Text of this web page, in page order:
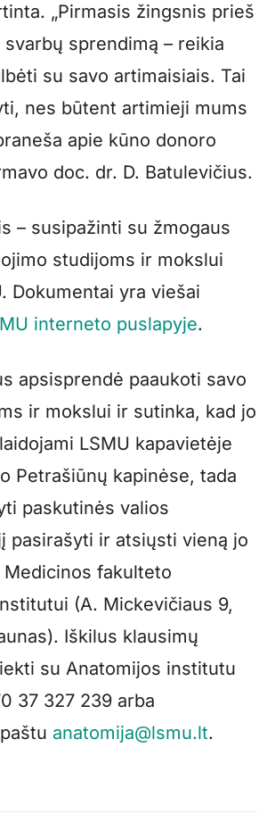
„Pirmasis žingsnis prieš
sprendimą – reikia
su savo artimaisiais. Tai
nes būtent artimieji mums
apie kūno donoro
doc. dr. D. Batulevičius.
– susipažinti su žmogaus
studijoms ir mokslui
Dokumentai yra viešai
interneto puslapyje.
apsisprendė paaukoti savo
ir mokslui ir sutinka, kad jo
LSMU kapavietėje
Petrašiūnų kapinėse, tada
paskutinės valios
pasirašyti ir atsiųsti vieną jo
Medicinos fakulteto
(A. Mickevičiaus 9,
Iškilus klausimų
su Anatomijos institutu
37 327 239 arba
anatomija@lsmu.lt.